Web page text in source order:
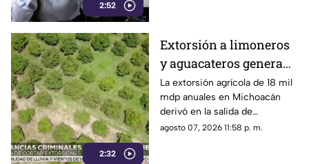
2:52
2:32
Extorsión a limoneros
y aguacateros genera
pérdidas de 18 mil mdp
en Michoacán
La extorsión agrícola de 18 mil
mdp anuales en Michoacán
derivó en la salida de
inspectores de EE. UU.,
agosto 07, 2026 11:58 p. m.